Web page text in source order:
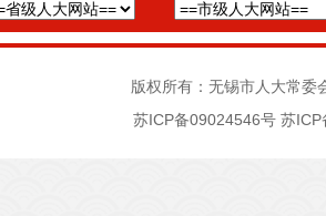
版权所有：无锡市人大常
苏ICP备09024546号 苏ICP